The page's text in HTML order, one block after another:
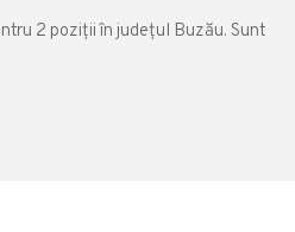
2 poziții în județul Buzău. Sunt